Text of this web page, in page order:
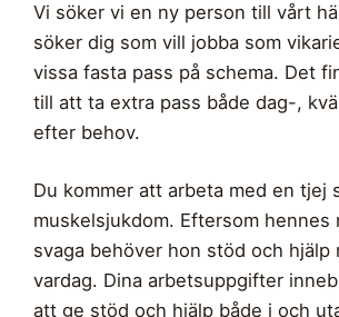
Vi söker vi en ny person till vårt
söker dig som vill jobba som
vissa fasta pass på schema. Det
till att ta extra pass både dag-,
efter behov.
Du kommer att arbeta med en tjej
muskelsjukdom. Eftersom hennes
svaga behöver hon stöd och hjälp
vardag. Dina arbetsuppgifter
att ge stöd och hjälp både i och